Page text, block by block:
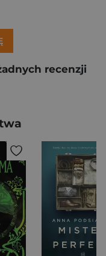
recenzji